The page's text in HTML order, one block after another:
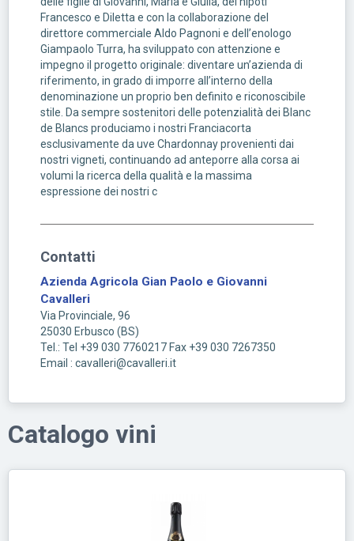
Francesco e Diletta e con la collaborazione del
direttore commerciale Aldo Pagnoni e dell’enologo
Giampaolo Turra, ha sviluppato con attenzione e
impegno il progetto originale: diventare un’azienda di
riferimento, in grado di imporre all’interno della
denominazione un proprio ben definito e riconoscibile
stile. Da sempre sostenitori delle potenzialità dei Blanc
de Blancs produciamo i nostri Franciacorta
esclusivamente da uve Chardonnay provenienti dai
nostri vigneti, continuando ad anteporre alla corsa ai
volumi la ricerca della qualità e la massima
espressione dei nostri c
Contatti
Azienda Agricola Gian Paolo e Giovanni
Cavalleri
Via Provinciale, 96
25030 Erbusco (BS)
Tel.: Tel +39 030 7760217 Fax +39 030 7267350
Email : cavalleri@cavalleri.it
Catalogo vini